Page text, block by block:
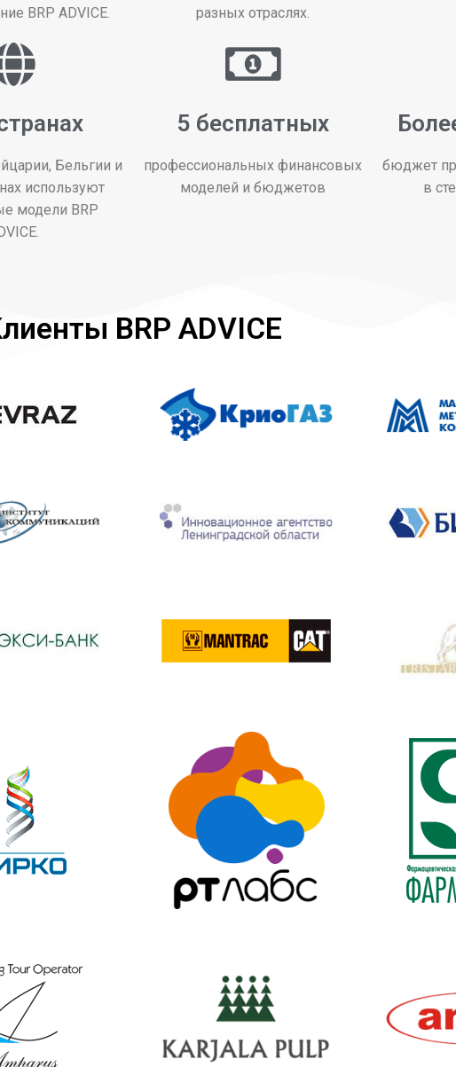
BRP ADVICE.
разных отраслях.
Бельгии и
используют
модели BRP
5 бесплатных
профессиональных финансовых
моделей и бюджетов
бюджет
в
BRP ADVICE